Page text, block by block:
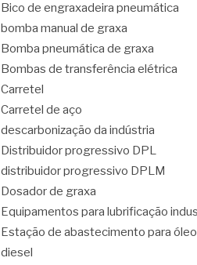
Bico de engraxadeira pneumática
bomba manual de graxa
Bomba pneumática de graxa
Bombas de transferência elétrica
Carretel
Carretel de aço
descarbonização da indústria
Distribuidor progressivo DPL
distribuidor progressivo DPLM
Dosador de graxa
Equipamentos para lubrificação
Estação de abastecimento para óleo
diesel